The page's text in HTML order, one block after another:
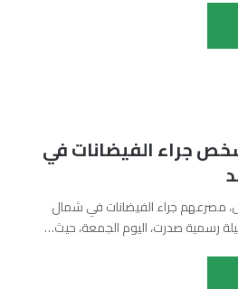
نحو 100 شخص جراء الفيضانات في
مصرعهم جراء الفيضانات في شمال
رسمية صدرت، اليوم الجمعة، حيث…